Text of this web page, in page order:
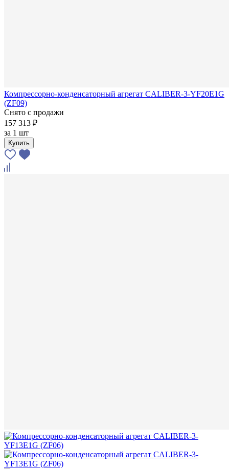
Компрессорно-конденсаторный агрегат CALIBER-3-YF20E1G
(ZF09)
Снято с продажи
157 313 ₽
за 1 шт
Купить